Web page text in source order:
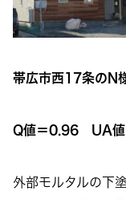
帯広市西17条のN
Q値＝0.96 UA
外部モルタルの下